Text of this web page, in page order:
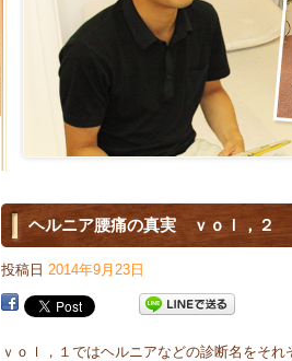
ヘルニア腰痛の真実 ｖｏｌ，２
投稿日 2014年9月23日
ｖｏｌ，１ではヘルニアなどの診断名をそれ